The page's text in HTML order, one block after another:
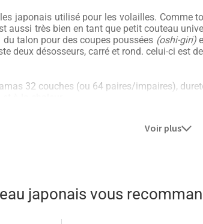
japonais utilisé pour les volailles. Comme
aussi très bien en tant que petit couteau
talon pour des coupes poussées (oshi-giri)
deux désosseurs, carré et rond. celui-ci est
32 couches (ou 64 paires/impaires),
qu’il ne s’agit pas d’un couperet de
cuisine et celui qui a popularisé l’acier
meilleures artisans du Japon. Kasumi est
Voir plus
japonais vous